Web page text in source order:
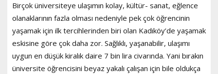
Birçok üniversiteye ulaşımın kolay, kültür- sanat, eğlence
olanaklarının fazla olması nedeniyle pek çok öğrencinin
yaşamak için ilk tercihlerinden biri olan Kadıköy’de yaşamak
eskisine göre çok daha zor. Sağlıklı, yaşanabilir, ulaşımı
uygun en düşük kiralık daire 7 bin lira civarında. Yani bırakın
üniversite öğrencisini beyaz yakalı çalışan için bile oldukça